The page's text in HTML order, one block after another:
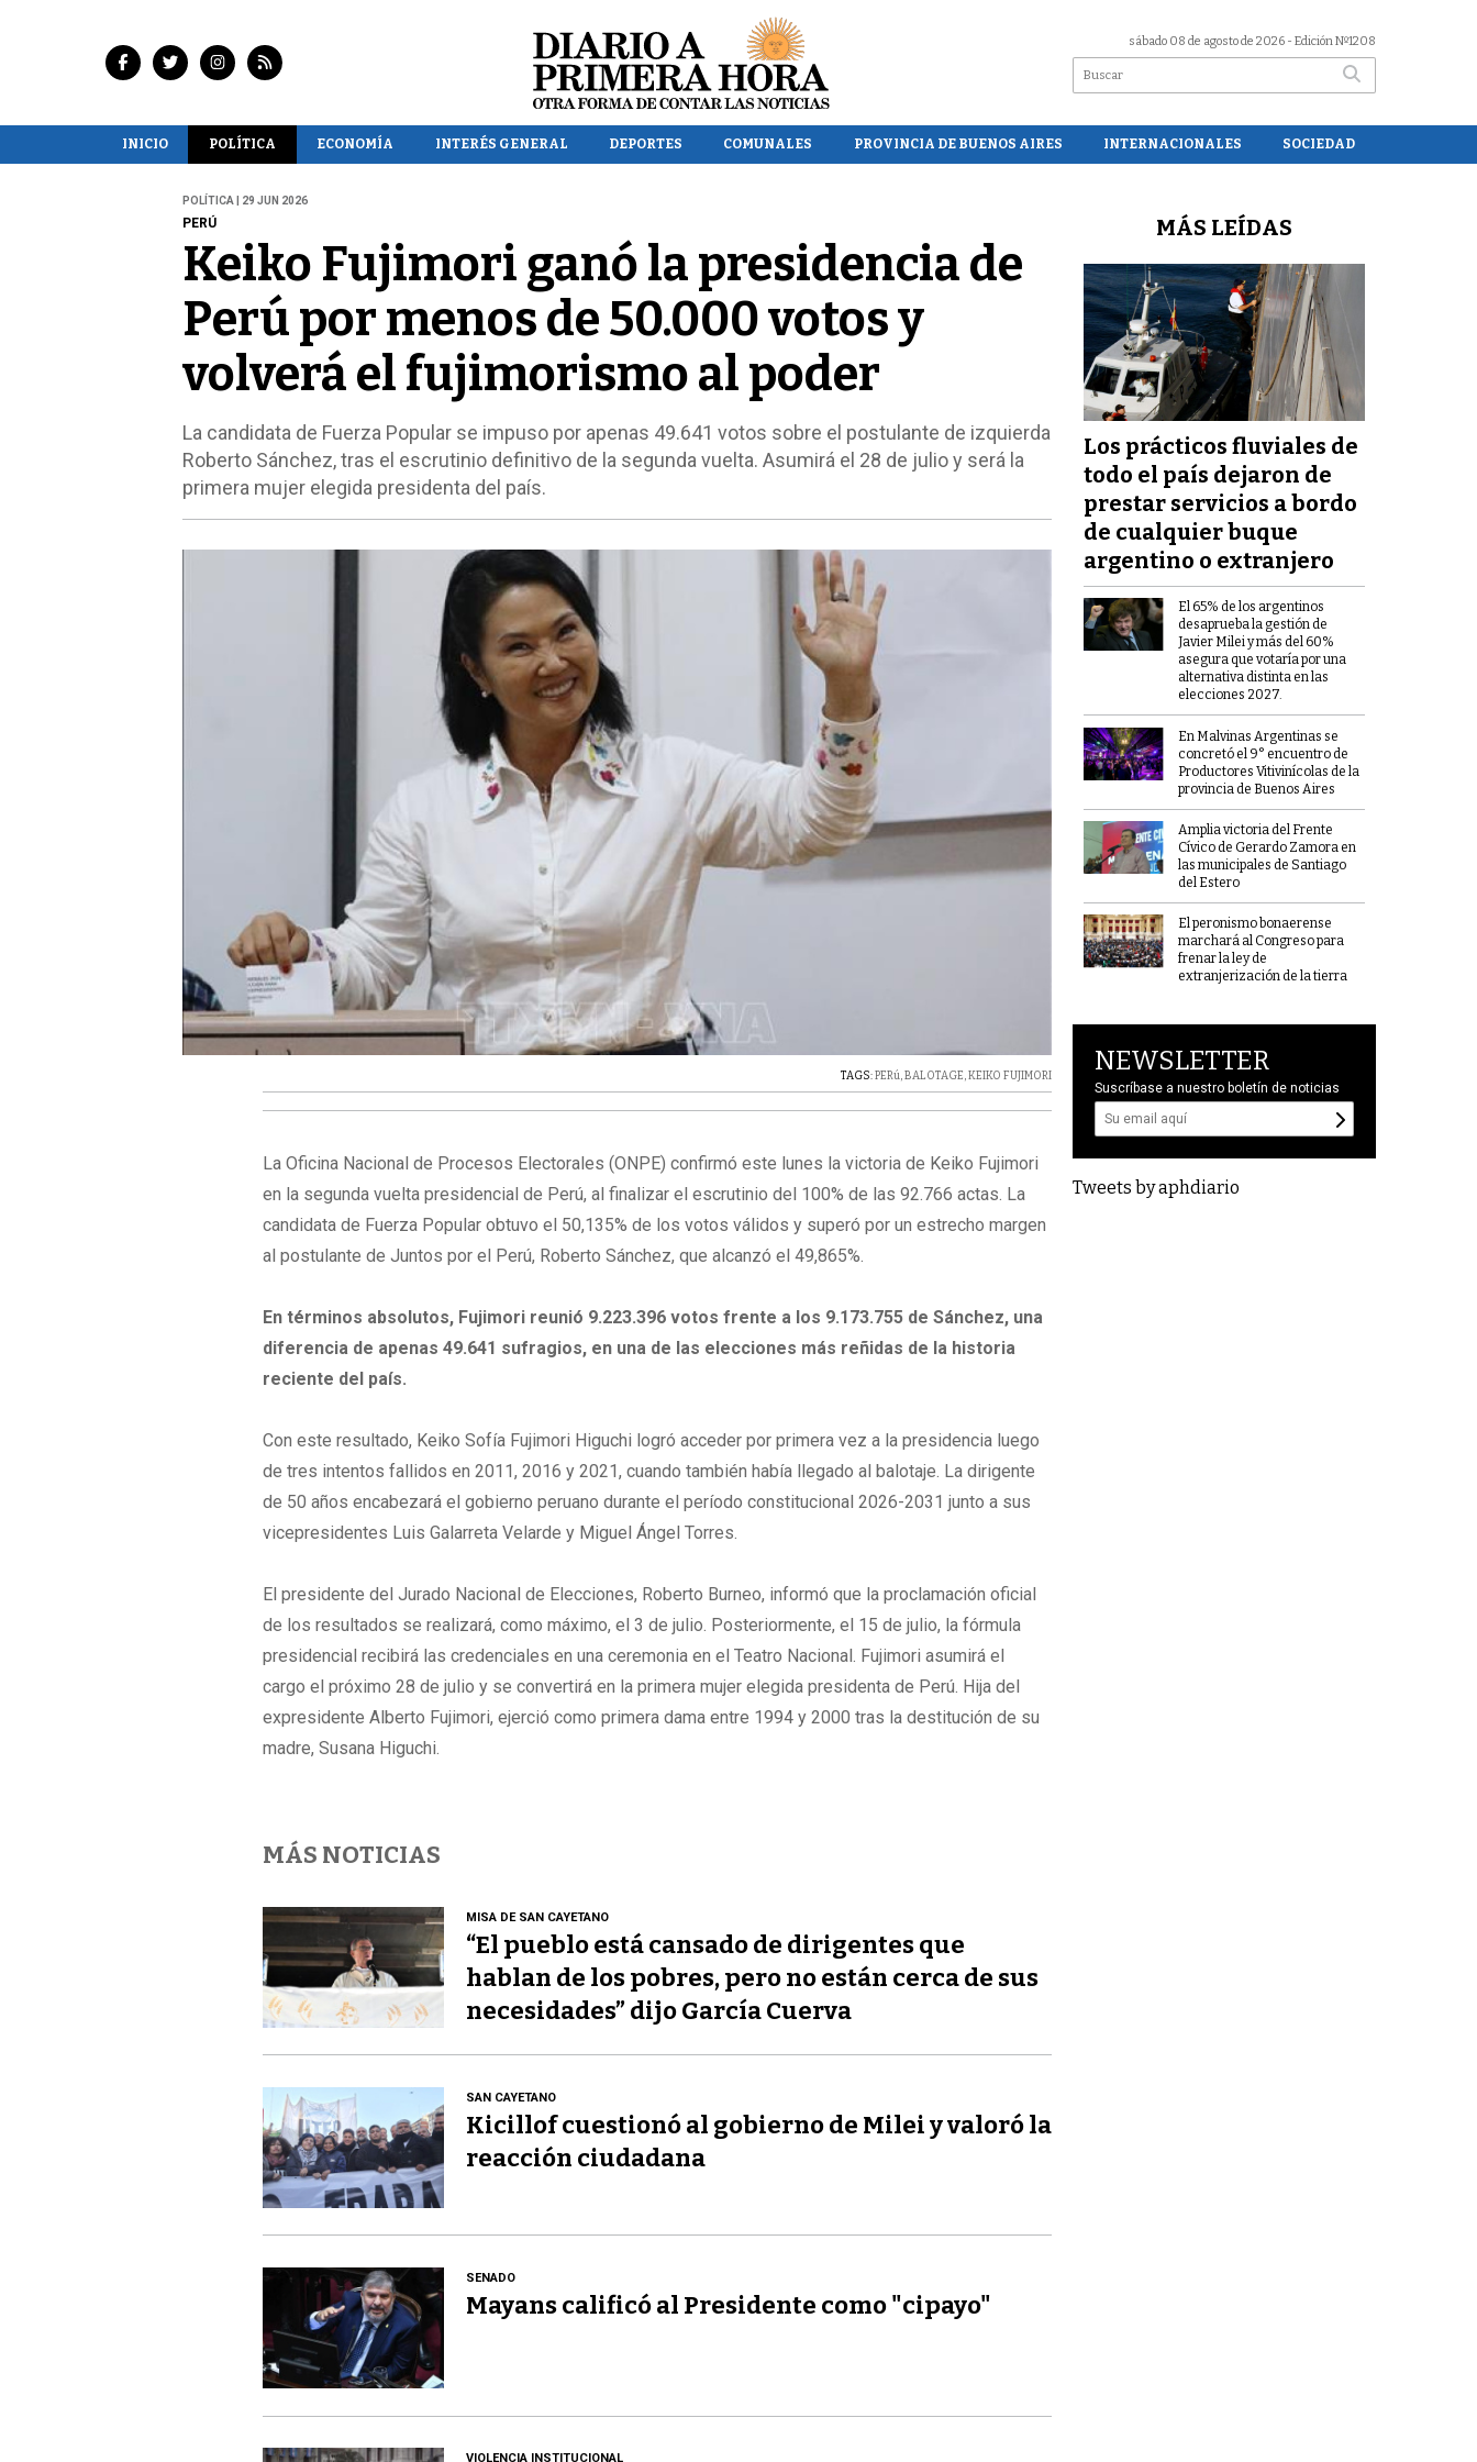
sábado 08 de agosto de 2026 - Edición Nº1208
INICIO POLÍTICA ECONOMÍA INTERÉS GENERAL DEPORTES COMUNALES PROVINCIA DE BUENOS AIRES INTERNACIONALES SOCIEDAD
POLÍTICA | 29 JUN 2026
PERÚ
Keiko Fujimori ganó la presidencia de
Perú por menos de 50.000 votos y
volverá el fujimorismo al poder
La candidata de Fuerza Popular se impuso por apenas 49.641 votos sobre el postulante de izquierda
Roberto Sánchez, tras el escrutinio definitivo de la segunda vuelta. Asumirá el 28 de julio y será la
primera mujer elegida presidenta del país.
TAGS:PERú,BALOTAGE,KEIKO FUJIMORI
La Oficina Nacional de Procesos Electorales (ONPE) confirmó este lunes la victoria de Keiko Fujimori
en la segunda vuelta presidencial de Perú, al finalizar el escrutinio del 100% de las 92.766 actas. La
candidata de Fuerza Popular obtuvo el 50,135% de los votos válidos y superó por un estrecho margen
al postulante de Juntos por el Perú, Roberto Sánchez, que alcanzó el 49,865%.
En términos absolutos, Fujimori reunió 9.223.396 votos frente a los 9.173.755 de Sánchez, una
diferencia de apenas 49.641 sufragios, en una de las elecciones más reñidas de la historia
reciente del país.
Con este resultado, Keiko Sofía Fujimori Higuchi logró acceder por primera vez a la presidencia luego
de tres intentos fallidos en 2011, 2016 y 2021, cuando también había llegado al balotaje. La dirigente
de 50 años encabezará el gobierno peruano durante el período constitucional 2026-2031 junto a sus
vicepresidentes Luis Galarreta Velarde y Miguel Ángel Torres.
El presidente del Jurado Nacional de Elecciones, Roberto Burneo, informó que la proclamación oficial
de los resultados se realizará, como máximo, el 3 de julio. Posteriormente, el 15 de julio, la fórmula
presidencial recibirá las credenciales en una ceremonia en el Teatro Nacional. Fujimori asumirá el
cargo el próximo 28 de julio y se convertirá en la primera mujer elegida presidenta de Perú. Hija del
expresidente Alberto Fujimori, ejerció como primera dama entre 1994 y 2000 tras la destitución de su
madre, Susana Higuchi.
MÁS NOTICIAS
MISA DE SAN CAYETANO
“El pueblo está cansado de dirigentes que
hablan de los pobres, pero no están cerca de sus
necesidades” dijo García Cuerva
SAN CAYETANO
Kicillof cuestionó al gobierno de Milei y valoró la
reacción ciudadana
SENADO
Mayans calificó al Presidente como "cipayo"
VIOLENCIA INSTITUCIONAL
MÁS LEÍDAS
Los prácticos fluviales de
todo el país dejaron de
prestar servicios a bordo
de cualquier buque
argentino o extranjero
El 65% de los argentinos
desaprueba la gestión de
Javier Milei y más del 60%
asegura que votaría por una
alternativa distinta en las
elecciones 2027.
En Malvinas Argentinas se
concretó el 9° encuentro de
Productores Vitivinícolas de la
provincia de Buenos Aires
Amplia victoria del Frente
Cívico de Gerardo Zamora en
las municipales de Santiago
del Estero
El peronismo bonaerense
marchará al Congreso para
frenar la ley de
extranjerización de la tierra
NEWSLETTER
Suscríbase a nuestro boletín de noticias
Tweets by aphdiario